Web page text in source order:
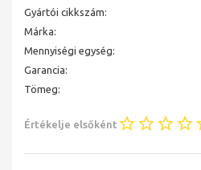
Gyártói cikkszám:
Márka:
Mennyiségi egység:
Garancia:
Tömeg:
Értékelje elsőként